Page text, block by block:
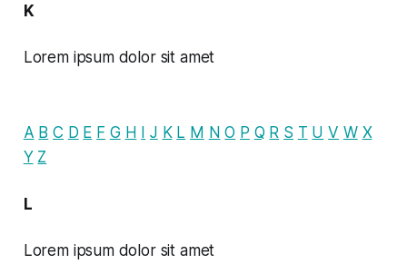
K
Lorem ipsum dolor sit amet
A B C D E F G H J K L M N O P Q R S T U V W X
Y Z
L
Lorem ipsum dolor sit amet